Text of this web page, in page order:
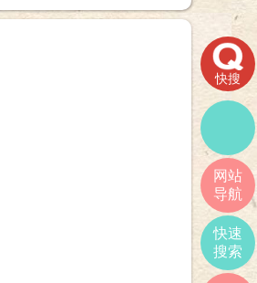
快搜
网站
导航
快速
搜索